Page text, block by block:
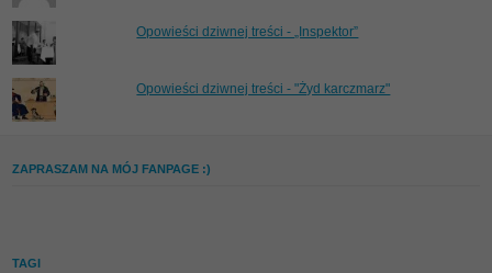
Opowieści dziwnej treści - „Inspektor”
Opowieści dziwnej treści - "Żyd karczmarz"
ZAPRASZAM NA MÓJ FANPAGE :)
TAGI